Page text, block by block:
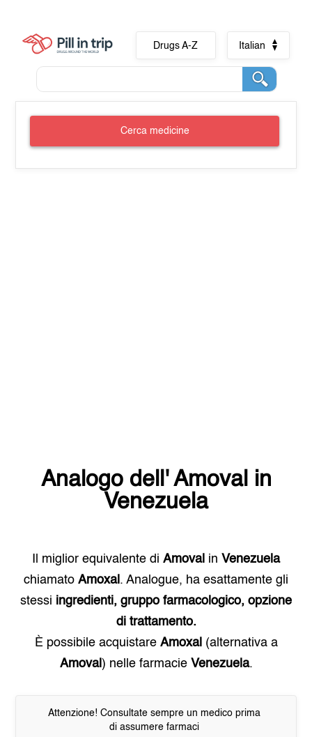
Drugs A-Z Italian
Cerca medicine
Analogo dell'Amoval in
Venezuela
Il miglior equivalente di Amoval in Venezuela
chiamato Amoxal . Analogue, ha esattamente gli
stessi ingredienti, gruppo farmacologico, opzione
di trattamento.
È possibile acquistare Amoxal (alternativa a
Amoval ) nelle farmacie Venezuela.
Attenzione! Consultate sempre un medico prima
di assumere farmaci